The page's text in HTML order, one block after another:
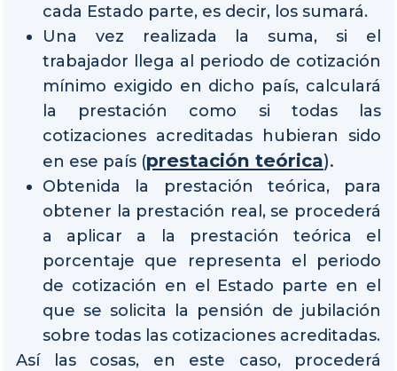
cada Estado parte, es decir, los sumará.
Una vez realizada la suma, si el
trabajador llega al periodo de cotización
mínimo exigido en dicho país, calculará
la prestación como si todas las
cotizaciones acreditadas hubieran sido
en ese país (prestación teórica).
Obtenida la prestación teórica, para
obtener la prestación real, se procederá
a aplicar a la prestación teórica el
porcentaje que representa el periodo
de cotización en el Estado parte en el
que se solicita la pensión de jubilación
sobre todas las cotizaciones acreditadas.
Así las cosas, en este caso, procederá